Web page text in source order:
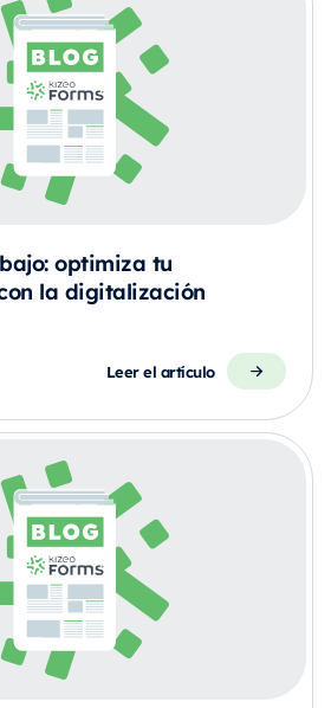
optimiza tu
la digitalización
Leer el artículo